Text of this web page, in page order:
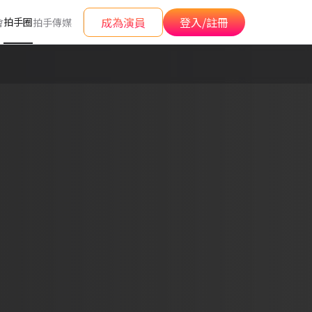
拍手圈拍手傳媒 成為演員 登入/註冊